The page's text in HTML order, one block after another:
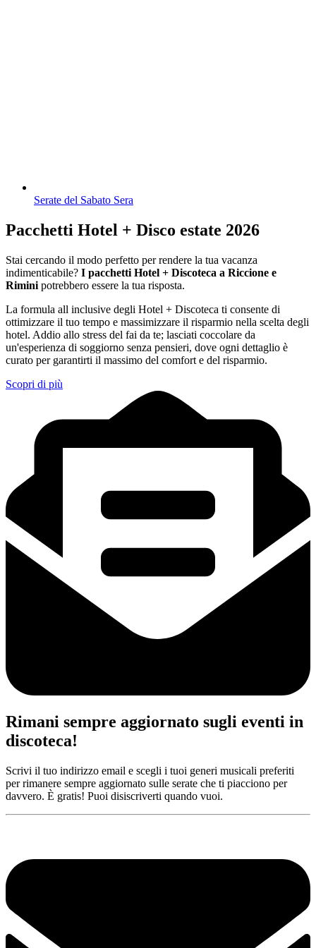
Serate del Sabato Sera
Pacchetti Hotel + Disco estate 2026
Stai cercando il modo perfetto per rendere la tua vacanza
indimenticabile? I pacchetti Hotel + Discoteca a Riccione e
Rimini potrebbero essere la tua risposta.
La formula all inclusive degli Hotel + Discoteca ti consente di
ottimizzare il tuo tempo e massimizzare il risparmio nella scelta degli
hotel. Addio allo stress del fai da te; lasciati coccolare da
un'esperienza di soggiorno senza pensieri, dove ogni dettaglio è
curato per garantirti il massimo del comfort e del risparmio.
Scopri di più
Rimani sempre aggiornato sugli eventi in
discoteca!
Scrivi il tuo indirizzo email e scegli i tuoi generi musicali preferiti
per rimanere sempre aggiornato sulle serate che ti piacciono per
davvero. È gratis! Puoi disiscriverti quando vuoi.